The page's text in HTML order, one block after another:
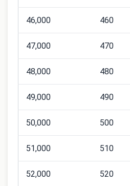
46,000 460
47,000 470
48,000 480
49,000 490
50,000 500
51,000 510
52,000 520